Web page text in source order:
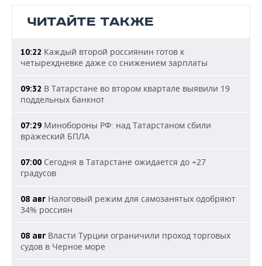
ЧИТАЙТЕ ТАКЖЕ
10:22 Каждый второй россиянин готов к
четырехдневке даже со снижением зарплаты
09:32 В Татарстане во втором квартале выявили 19
поддельных банкнот
07:29 Минобороны РФ: над Татарстаном сбили
вражеский БПЛА
07:00 Сегодня в Татарстане ожидается до +27
градусов
08 авг Налоговый режим для самозанятых одобряют
34% россиян
08 авг Власти Турции ограничили проход торговых
судов в Черное море